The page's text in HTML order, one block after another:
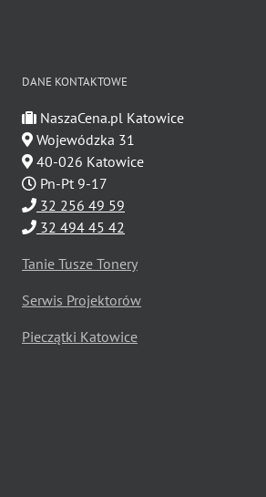
DANE KONTAKTOWE
NaszaCena.pl Katowice
Wojewódzka 31
40-026 Katowice
Pn-Pt 9-17
32 256 49 59
32 494 45 42
Tanie Tusze Tonery
Serwis Projektorów
Pieczątki Katowice